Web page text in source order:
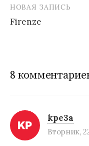
а
г
и
я
НОВАЯ ЗАПИСЬ
Firenze
8
kpe3a
Вторник,